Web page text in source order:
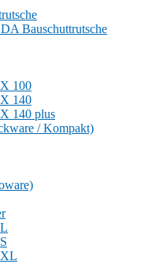
Bauschuttrutsche
100
140
140 plus
/ Kompakt)